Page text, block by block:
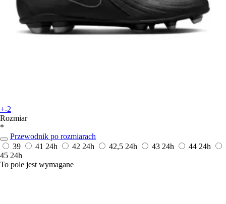
+-2
Rozmiar
*
Przewodnik po rozmiarach
39
41 24h 42 24h 42,5 24h 43 24h 44 24h
45 24h
To pole jest wymagane